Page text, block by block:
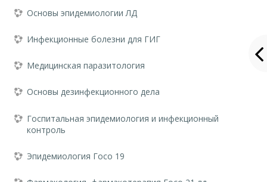
Основы эпидемиологии ЛД
Инфекционные болезни для ГИГ
Медицинская паразитология
Основы дезинфекционного дела
Госпитальная эпидемиология и инфекционный
контроль
Эпидемиология Госо 19